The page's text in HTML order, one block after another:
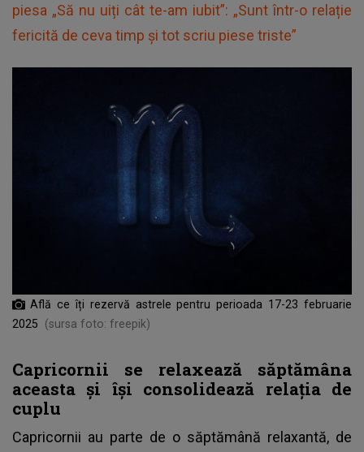
piesa „Să nu uiți cât te-am iubit”: „Sunt într-o relație
fericită de ceva timp și tot scriu piese triste”
Află ce îți rezervă astrele pentru perioada 17-23 februarie
2025
(sursa foto: freepik)
Capricornii se relaxează săptămâna
aceasta și își consolidează relația de
cuplu
Capricornii au parte de o săptămână relaxantă, de